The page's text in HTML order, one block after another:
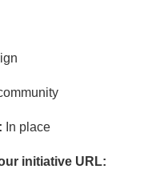
In place
initiative URL: